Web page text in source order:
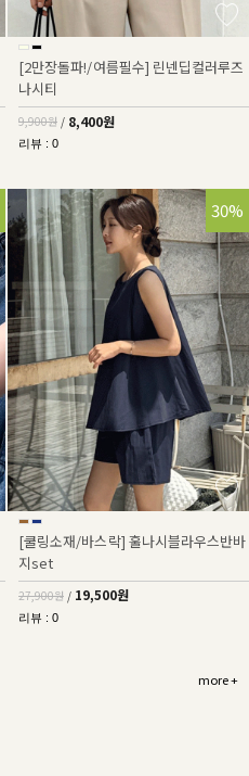
[2만장돌파!/여름필수] 린넨딥컬러루즈
나시티
9,900원 / 8,400원
리뷰 : 0
30%
[쿨링소재/바스락] 훌나시블라우스반바
지set
27,900원 / 19,500원
리뷰 : 0
more +